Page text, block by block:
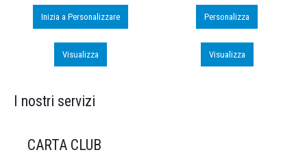
Personalizza
Visualizza
Personalizza
Visualizza
I nostri servizi
CARTA CLUB